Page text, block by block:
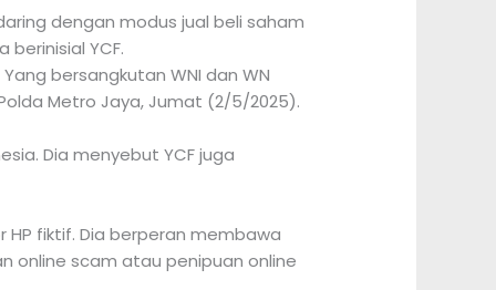
dengan modus jual beli saham
YCF.
bersangkutan WNI dan WN
Metro Jaya, Jumat (2/5/2025).
Dia menyebut YCF juga
HP fiktif. Dia berperan membawa
online scam atau penipuan online